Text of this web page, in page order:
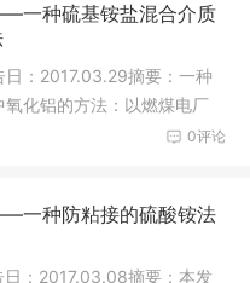
一种硫基铵盐混合介质
：2017.03.29摘要：一种
化铝的方法：以燃煤电厂
0评论
一种防粘接的硫酸铵法
：2017.03.08摘要：本发